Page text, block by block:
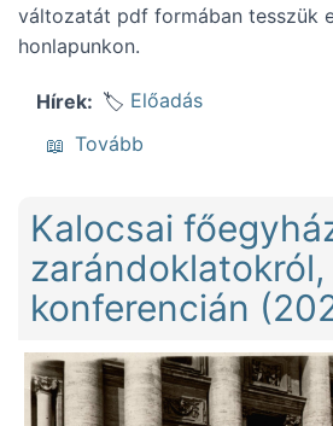
változatát pdf formában tesszük
honlapunkon.
Hírek
Előadás
Tovább
Kalocsai
konferencián